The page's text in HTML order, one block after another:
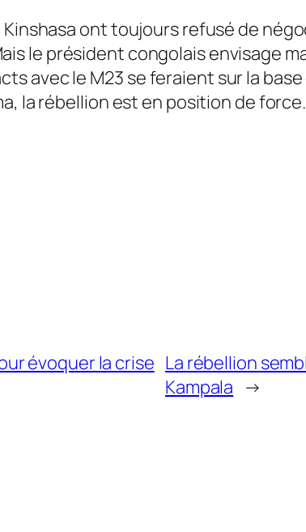
ont toujours refusé de
le président congolais envisage
avec le M23 se feraient sur la
la rébellion est en position de force.
évoquer la crise La rébellion
Kampala →